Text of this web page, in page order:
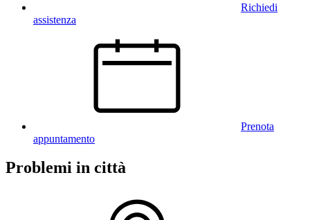
Richiedi
assistenza
Prenota
appuntamento
Problemi in città